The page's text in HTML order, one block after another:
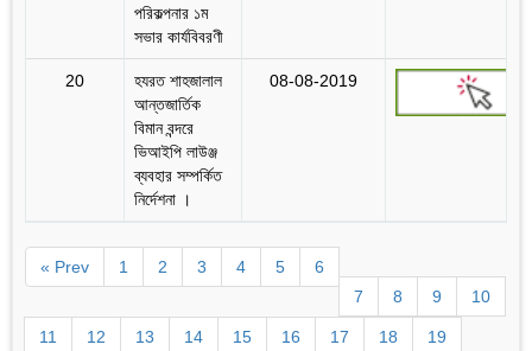
পরিকল্পনার ১ম
সভার কার্যবিবরণী
20
হযরত শাহজালাল
আন্তজার্তিক
বিমান বন্দরে
ভিআইপি লাউঞ্জ
ব্যবহার সম্পর্কিত
নির্দেশনা ।
08-08-2019
« Prev 1 2 3 4 5
6
7
8 9 10
11 12 13 14 15 16 17 18 19